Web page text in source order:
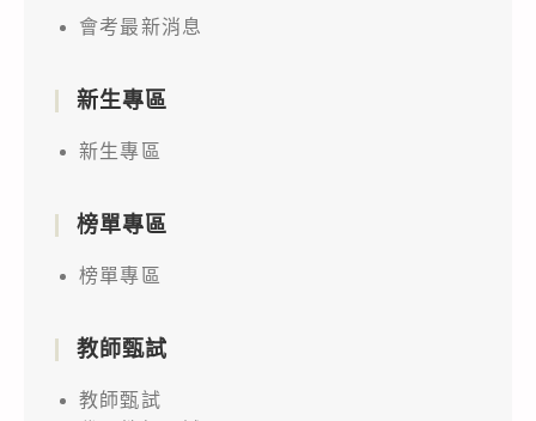
會考最新消息
新生專區
新生專區
榜單專區
榜單專區
教師甄試
教師甄試